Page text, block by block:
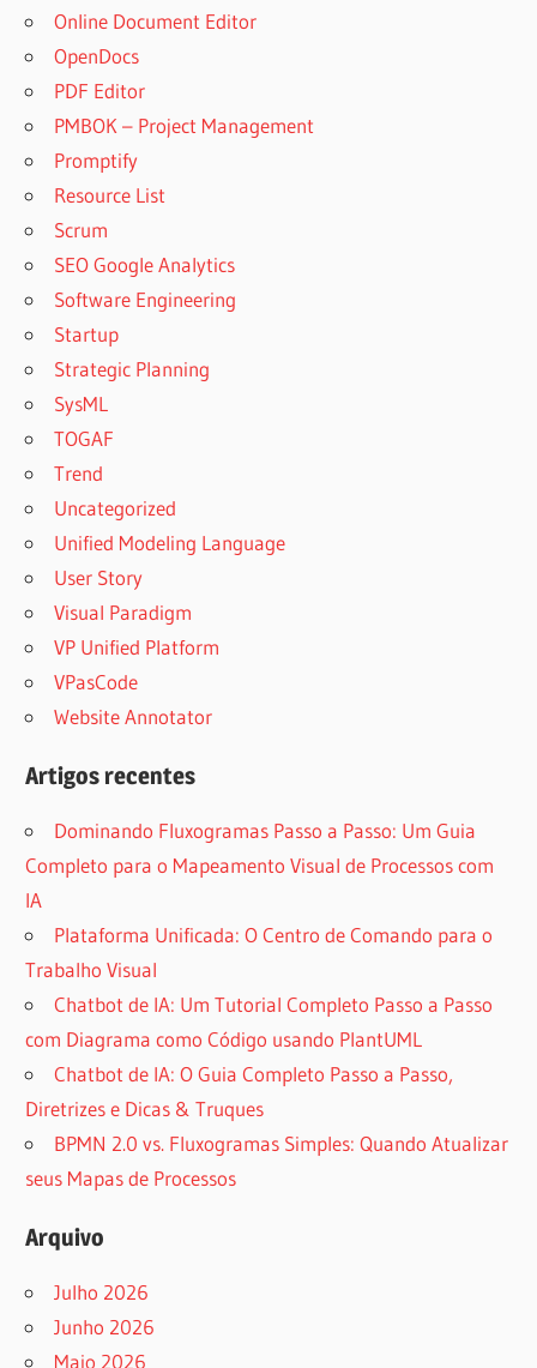
Online Document Editor
OpenDocs
PDF Editor
PMBOK – Project Management
Promptify
Resource List
Scrum
SEO Google Analytics
Software Engineering
Startup
Strategic Planning
SysML
TOGAF
Trend
Uncategorized
Unified Modeling Language
User Story
Visual Paradigm
VP Unified Platform
VPasCode
Website Annotator
Artigos recentes
Dominando Fluxogramas Passo a Passo: Um Guia
Completo para o Mapeamento Visual de Processos com
IA
Plataforma Unificada: O Centro de Comando para o
Trabalho Visual
Chatbot de IA: Um Tutorial Completo Passo a Passo
com Diagrama como Código usando PlantUML
Chatbot de IA: O Guia Completo Passo a Passo,
Diretrizes e Dicas & Truques
BPMN 2.0 vs. Fluxogramas Simples: Quando Atualizar
seus Mapas de Processos
Arquivo
Julho 2026
Junho 2026
Maio 2026